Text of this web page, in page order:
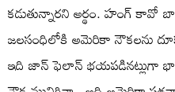
కడుతున్నారని అర్థం. హంగ్ కావో
జలసంధిలోకి అమెరికా నౌకలను
ఇది జాన్ ఫెలాన్ భయపడినట్లుగా